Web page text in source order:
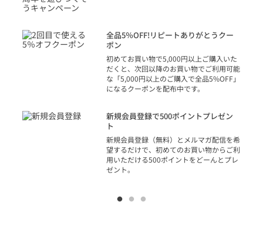
全品5％OFF!リピートありがとうクー
ポン
初めてお買い物で5,000円以上ご購入いた
だくと、次回以降のお買い物でご利用可能
な「5,000円以上のご購入で全品5%OFF」
になるクーポンを配布中です。
新規会員登録で500ポイントプレゼン
ト
新規会員登録（無料）とメルマガ配信を希
望するだけで、初めてのお買い物からご利
用いただける500ポイントをどーんとプレ
ゼント。